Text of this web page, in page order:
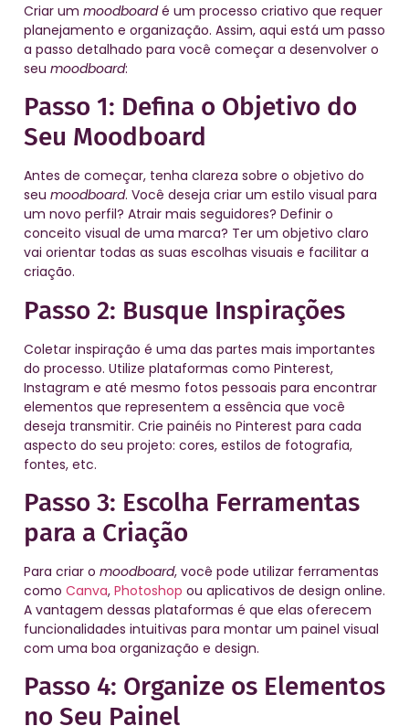
Criar um moodboardé um processo criativo que requer
planejamento e organização. Assim, aqui está um passo
a passo detalhado para você começar a desenvolver o
seu moodboard:
Passo 1: Defina o Objetivo do
Seu Moodboard
Antes de começar, tenha clareza sobre o objetivo do
seu moodboard. Você deseja criar um estilo visual para
um novo perfil? Atrair mais seguidores? Definir o
conceito visual de uma marca? Ter um objetivo claro
vai orientar todas as suas escolhas visuais e facilitar a
criação.
Passo 2: Busque Inspirações
Coletar inspiração é uma das partes mais importantes
do processo. Utilize plataformas como Pinterest,
Instagram e até mesmo fotos pessoais para encontrar
elementos que representem a essência que você
deseja transmitir. Crie painéis no Pinterest para cada
aspecto do seu projeto: cores, estilos de fotografia,
fontes, etc.
Passo 3: Escolha Ferramentas
para a Criação
Para criar o moodboard, você pode utilizar ferramentas
como Canva, Photoshop ou aplicativos de design online.
A vantagem dessas plataformas é que elas oferecem
funcionalidades intuitivas para montar um painel visual
com uma boa organização e design.
Passo 4: Organize os Elementos
no Seu Painel